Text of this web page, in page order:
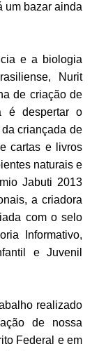
um bazar ainda
e a biologia
Nurit
de criação de
é despertar o
criançada de
cartas e livros
naturais e
Jabuti 2013
a criadora
com o selo
Informativo,
e Juvenil
realizado
de nossa
Federal e em